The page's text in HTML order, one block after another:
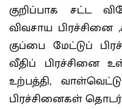
குறிப்பாக சட்ட
விவசாய பிரச்சினை
குப்பை மேட்டுப்
வீதிப் பிரச்சினை
உற்பத்தி,
பிரச்சினைகள்